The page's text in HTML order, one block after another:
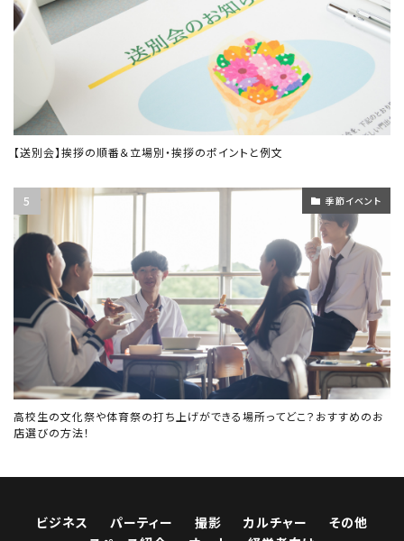
【送別会】挨拶の順番＆立場別・挨拶のポイントと例文
季節イベント
高校生の文化祭や体育祭の打ち上げができる場所ってどこ？おすすめのお
店選びの方法！
ビジネス パーティー 撮影 カルチャー
その他